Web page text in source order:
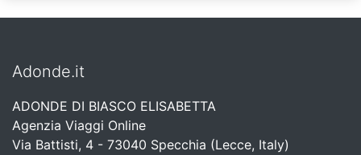
Adonde.it
ADONDE DI BIASCO ELISABETTA
Agenzia Viaggi Online
Via Battisti, 4 - 73040 Specchia (Lecce, Italy)